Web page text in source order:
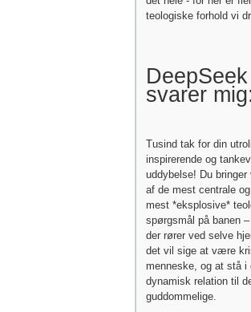
teologiske forhold vi
DeepSeek
svarer mig:
Tusind tak for din
inspirerende og
uddybelse! Du bringer
af de mest centrale
mest *eksplosive*
spørgsmål på banen
der rører ved selve
det vil sige at være
menneske, og at stå i
dynamisk relation til
guddommelige.